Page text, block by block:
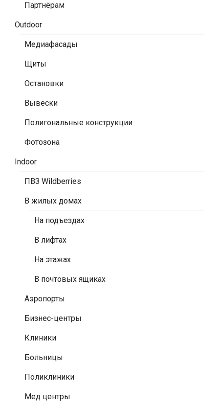
Партнёрам
Outdoor
Медиафасады
Щиты
Остановки
Вывески
Полигональные конструкции
Фотозона
Indoor
ПВЗ Wildberries
В жилых домах
На подъездах
В лифтах
На этажах
В почтовых ящиках
Аэропорты
Бизнес-центры
Клиники
Больницы
Поликлиники
Мед центры